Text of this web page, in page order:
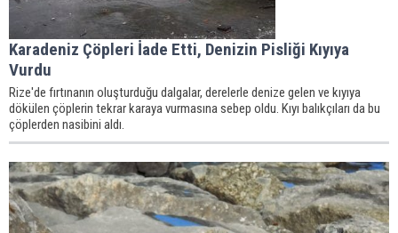
Karadeniz Çöpleri İade Etti, Denizin Pisliği Kıyıya
Vurdu
Rize'de fırtınanın oluşturduğu dalgalar, derelerle denize gelen ve kıyıya
dökülen çöplerin tekrar karaya vurmasına sebep oldu. Kıyı balıkçıları da bu
çöplerden nasibini aldı.